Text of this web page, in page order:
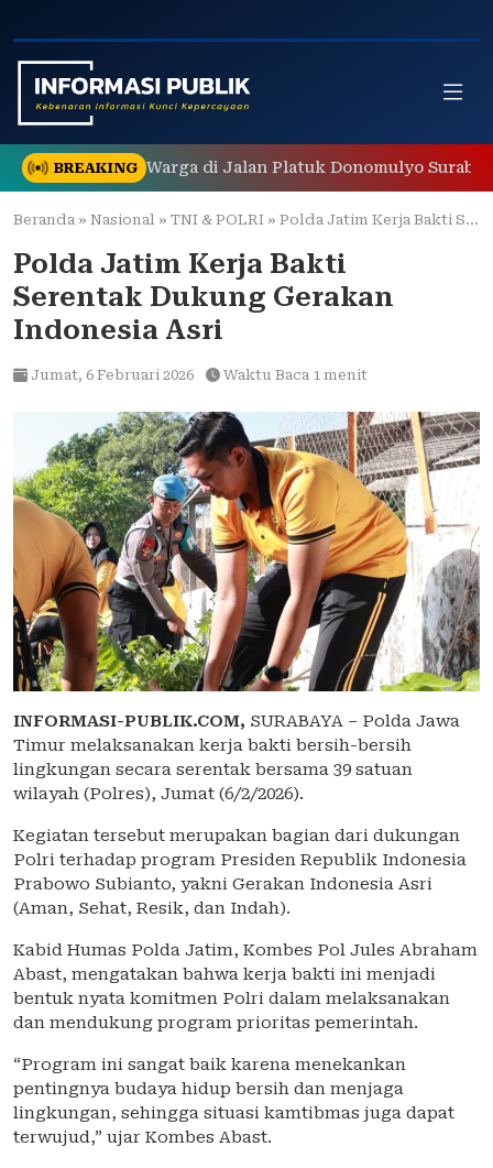
to
content
BREAKING
Gegerkan Warga di Jalan Platuk Donomulyo Surabaya
Beranda » Nasional » TNI & POLRI » Polda Jatim Kerja Bakti Serentak Dukung Gerakan Indonesia Asri
Polda Jatim Kerja Bakti
Serentak Dukung Gerakan
Indonesia Asri
Jumat, 6 Februari 2026 Waktu Baca 1 menit
INFORMASI-PUBLIK.COM, SURABAYA – Polda Jawa
Timur melaksanakan kerja bakti bersih-bersih
lingkungan secara serentak bersama 39 satuan
wilayah (Polres), Jumat (6/2/2026).
Kegiatan tersebut merupakan bagian dari dukungan
Polri terhadap program Presiden Republik Indonesia
Prabowo Subianto, yakni Gerakan Indonesia Asri
(Aman, Sehat, Resik, dan Indah).
Kabid Humas Polda Jatim, Kombes Pol Jules Abraham
Abast, mengatakan bahwa kerja bakti ini menjadi
bentuk nyata komitmen Polri dalam melaksanakan
dan mendukung program prioritas pemerintah.
“Program ini sangat baik karena menekankan
pentingnya budaya hidup bersih dan menjaga
lingkungan, sehingga situasi kamtibmas juga dapat
terwujud,” ujar Kombes Abast.